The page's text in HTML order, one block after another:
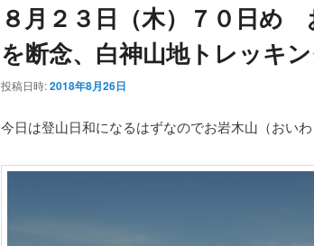
８月２３日（木）７０日め
を断念、白神山地トレッキ
投稿日時:2018年8月26日
今日は登山日和になるはずなのでお岩木山（おいわ